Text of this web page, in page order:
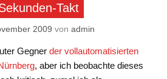
Takt
2009 von admin
Gegner der vollautomatisierten
, aber ich beobachte dieses